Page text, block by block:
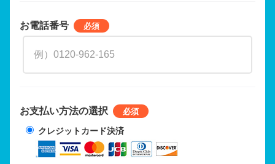
お電話番号
お支払い方法の選択
クレジットカード決済